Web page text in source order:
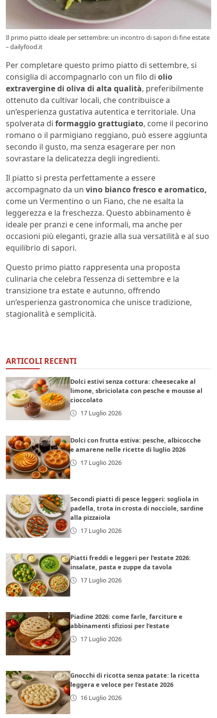
Il primo piatto ideale per settembre: un incontro di sapori di fine estate
– dailyfood.it
Per completare questo primo piatto di settembre, si
consiglia di accompagnarlo con un filo di olio
extravergine di oliva di alta qualità, preferibilmente
ottenuto da cultivar locali, che contribuisce a
un’esperienza gustativa autentica e territoriale. Una
spolverata di formaggio grattugiato, come il pecorino
romano o il parmigiano reggiano, può essere aggiunta
secondo il gusto, ma senza esagerare per non
sovrastare la delicatezza degli ingredienti.
Il piatto si presta perfettamente a essere
accompagnato da un vino bianco fresco e aromatico,
come un Vermentino o un Fiano, che ne esalta la
leggerezza e la freschezza. Questo abbinamento è
ideale per pranzi e cene informali, ma anche per
occasioni più eleganti, grazie alla sua versatilità e al suo
equilibrio di sapori.
Questo primo piatto rappresenta una proposta
culinaria che celebra l’essenza di settembre e la
transizione tra estate e autunno, offrendo
un’esperienza gastronomica che unisce tradizione,
stagionalità e semplicità.
ARTICOLI RECENTI
Dolci estivi senza cottura: cheesecake al
limone, sbriciolata con pesche e mousse al
cioccolato
17 Luglio 2026
Dolci con frutta estiva: pesche, albicocche
e amarene nelle ricette di luglio 2026
17 Luglio 2026
Secondi piatti di pesce leggeri: sogliola in
padella, trota in crosta di nocciole, sardine
alla pizzaiola
17 Luglio 2026
Piatti freddi e leggeri per l’estate 2026:
insalate, pasta e zuppe da tavola
17 Luglio 2026
Piadine 2026: come farle, farciture e
abbinamenti sfiziosi per l’estate
17 Luglio 2026
Gnocchi di ricotta senza patate: la ricetta
leggera e veloce per l’estate 2026
16 Luglio 2026